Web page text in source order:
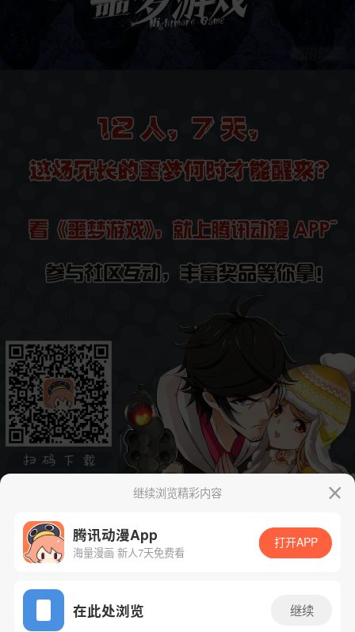
App免费看
下一话
继续浏览精彩内容
腾讯动漫App
海量漫画 新人7天免费看
打开APP
在此处浏览 继续